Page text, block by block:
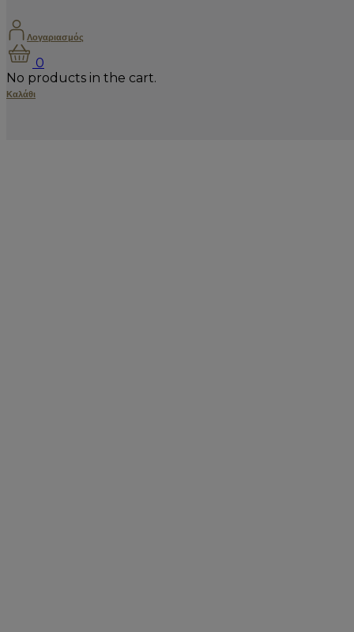
Λογαριασμός
0
No products in the cart.
Καλάθι